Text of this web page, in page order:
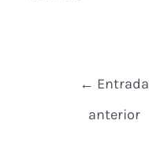
← Entrada
anterior